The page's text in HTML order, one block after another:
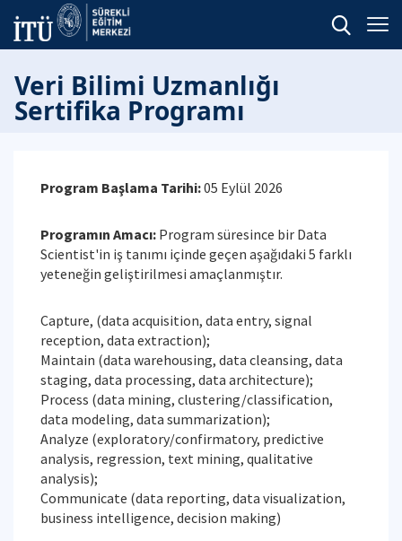
Veri Bilimi Uzmanlığı
Sertifika Programı
Program Başlama Tarihi:05 Eylül 2026
Programın Amacı: Program süresince bir Data
Scientist'in iş tanımı içinde geçen aşağıdaki 5 farklı
yeteneğin geliştirilmesi amaçlanmıştır.
Capture, (data acquisition, data entry, signal
reception, data extraction);
Maintain (data warehousing, data cleansing, data
staging, data processing, data architecture);
Process (data mining, clustering/classification,
data modeling, data summarization);
Analyze (exploratory/confirmatory, predictive
analysis, regression, text mining, qualitative
analysis);
Communicate (data reporting, data visualization,
business intelligence, decision making)